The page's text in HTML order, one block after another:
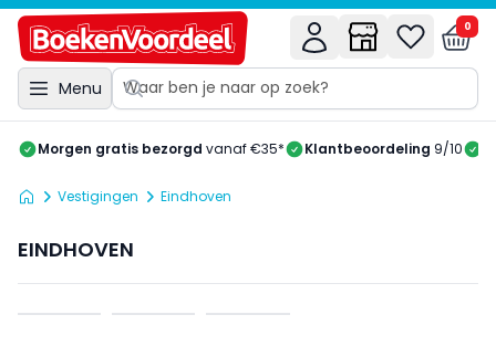
Menu
0
Morgen gratis bezorgd vanaf €35* Klantbeoordeling 9/10
Vestigingen Eindhoven
EINDHOVEN